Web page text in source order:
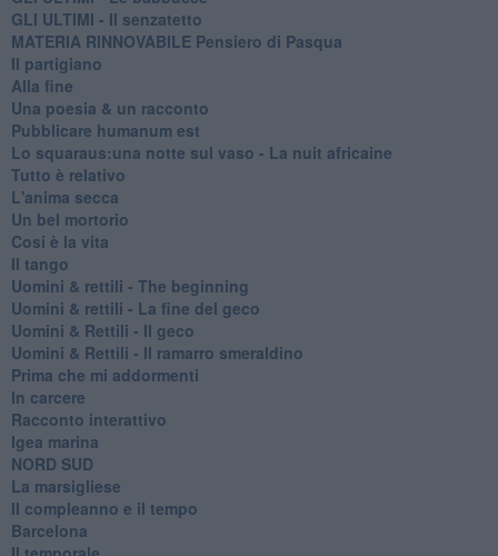
GLI ULTIMI - Il senzatetto
MATERIA RINNOVABILE Pensiero di Pasqua
Il partigiano
Alla fine
Una poesia & un racconto
Pubblicare humanum est
Lo squaraus:una notte sul vaso - La nuit africaine
Tutto è relativo
L'anima secca
Un bel mortorio
Cosi è la vita
Il tango
​Uomini & rettili - The beginning
​Uomini & rettili - La fine del geco
Uomini & Rettili - Il geco
Uomini & Rettili - Il ramarro smeraldino
Prima che mi addormenti
In carcere
Racconto interattivo
Igea marina
​NORD SUD
La marsigliese
Il compleanno e il tempo
Barcelona